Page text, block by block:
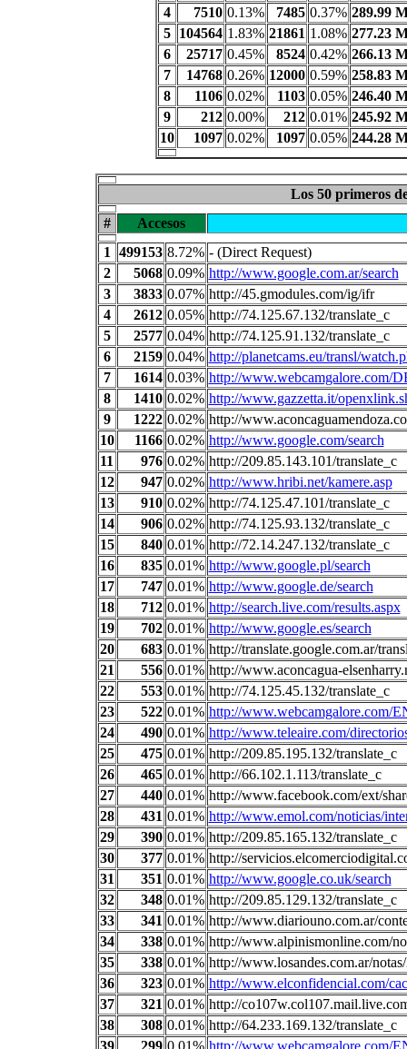
4
7510 0.13% 7485 0.37% 289.99
5
104564 1.83% 21861 1.08% 277.23
6
25717 0.45% 8524 0.42% 266.13
7
14768 0.26% 12000 0.59% 258.83
8
1106 0.02% 1103 0.05% 246.40
9
212 0.00% 212 0.01% 245.92
10
1097 0.02% 1097 0.05% 244.28
Los 50 primeros
#
Accesos
1
499153 8.72% - (Direct Request)
2
5068 0.09% http://www.google.com.ar/search
3
3833 0.07% http://45.gmodules.com/ig/ifr
4
2612 0.05% http://74.125.67.132/translate_c
5
2577 0.04% http://74.125.91.132/translate_c
6
2159 0.04% http://planetcams.eu/transl/
7
1614 0.03% http://www.webcamgalore.com/
8
1410 0.02% http://www.gazzetta.it/
9
1222 0.02% http://
10
1166 0.02% http://www.google.com/search
11
976 0.02% http://209.85.143.101/translate_c
12
947 0.02% http://www.hribi.net/kamere.asp
13
910 0.02% http://74.125.47.101/translate_c
14
906 0.02% http://74.125.93.132/translate_c
15
840 0.01% http://72.14.247.132/translate_c
16
835 0.01% http://www.google.pl/search
17
747 0.01% http://www.google.de/search
18
712 0.01% http://search.live.com/results.aspx
19
702 0.01% http://www.google.es/search
20
683 0.01% http://translate.google.com.ar/
21
556 0.01% http://www.aconcagua-
22
553 0.01% http://74.125.45.132/translate_c
23
522 0.01% http://www.webcamgalore.com/
24
490 0.01% http://www.teleaire.com/
25
475 0.01% http://209.85.195.132/translate_c
26
465 0.01% http://66.102.1.113/translate_c
27
440 0.01% http://www.facebook.com/ext/
28
431 0.01% http://www.emol.com/noticias/
29
390 0.01% http://209.85.165.132/translate_c
30
377 0.01% http://
31
351 0.01% http://www.google.co.uk/search
32
348 0.01% http://209.85.129.132/translate_c
33
341 0.01% http://www.diariouno.com.ar/
34
338 0.01% http://www.alpinismonline.com/
35
338 0.01% http://www.losandes.com.ar/
36
323 0.01% http://www.elconfidencial.com/
37
321 0.01% http://
38
308 0.01% http://64.233.169.132/translate_c
39
299 0.01% http://www.webcamgalore.com/